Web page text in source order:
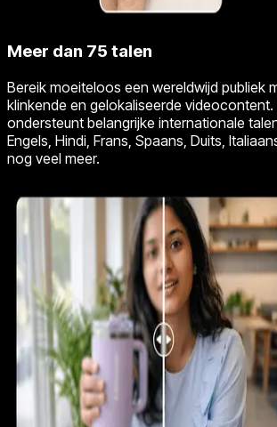
Meer dan 75 talen
Bereik moeiteloos een wereldwijd publiek
klinkende en gelokaliseerde
ondersteunt belangrijke internationale
Engels, Hindi, Frans, Spaans, Duits,
nog veel meer.